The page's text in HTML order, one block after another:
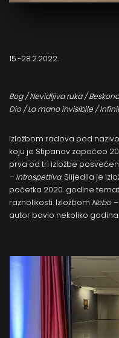
15.-28.2.2022.
Bog / Nevidljiva ruka /
Dio / La mano invisibile /
Izložbom radova pod
koju je Stipanov započeo
prva od tri izložbe
– Introspettiva. Slijedila je
početka 2020. godine
raznolikosti. Izložbom Nebo
autor bavio nekoliko godina.